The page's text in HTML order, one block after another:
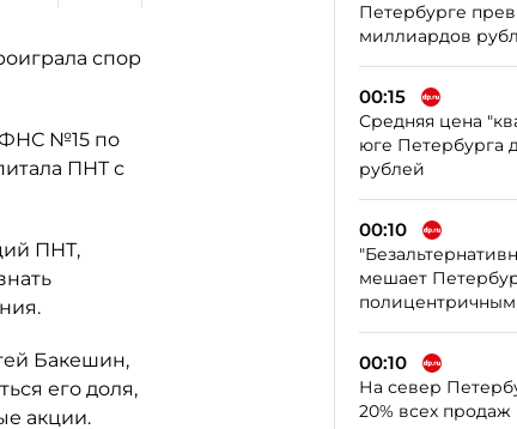
спор
№15 по
ПНТ с
ПНТ,
Бакешин,
его доля,
акции.
Петербурге
миллиардов
00:15
Средняя цена
юге Петербурга
рублей
00:10
мешает
00:10
На север
20% всех продаж